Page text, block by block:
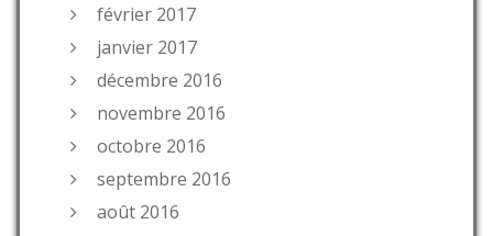
février 2017
janvier 2017
décembre 2016
novembre 2016
octobre 2016
septembre 2016
août 2016